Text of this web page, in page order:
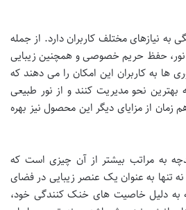
به نیازهای مختلف کاربران دارد. از جمله
نور، حفظ حریم خصوصی و همچنین زیبایی
ها به کاربران این امکان را می دهند که
نحو مدیریت کنند و از نور طبیعی
زمان از مزایای دیگر این محصول نیز بهره
به مراتب بیشتر از آن چیزی است که
تنها به عنوان یک عنصر زیبایی در فضای
به دلیل خاصیت های خنک کنندگی خود،